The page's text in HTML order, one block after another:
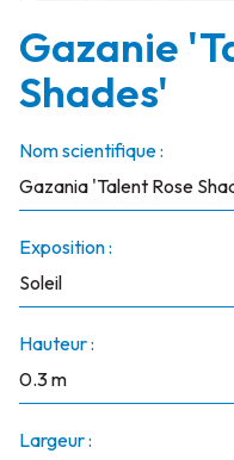
Gazanie
Shades'
Nom scientifique :
Gazania 'Talent Rose
Exposition :
Soleil
Hauteur :
0.3 m
Largeur :